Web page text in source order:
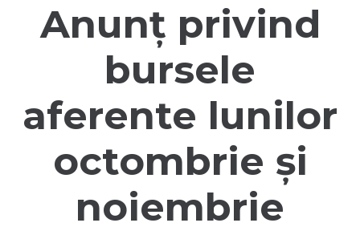
Anunț privind
bursele
aferente lunilor
octombrie și
noiembrie